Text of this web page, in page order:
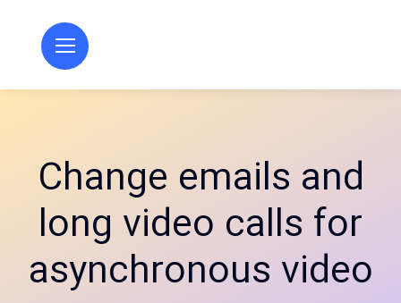
Change emails and
long video calls for
asynchronous video